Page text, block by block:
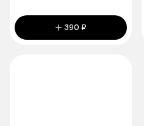
390 ₽